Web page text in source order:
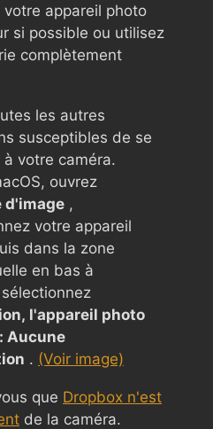
votre appareil photo
si possible ou utilisez
complètement
les autres
susceptibles de se
votre caméra.
ouvrez
d'image ,
votre appareil
dans la zone
en bas à
l'appareil photo
Aucune
. (Voir image)
que Dropbox n'est
de la caméra.